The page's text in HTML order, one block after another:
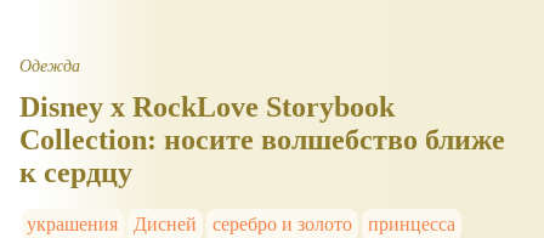
Одежда
Disney x RockLove Storybook
Collection: носите волшебство ближе
к сердцу
украшения Дисней серебро и золото
принцесса